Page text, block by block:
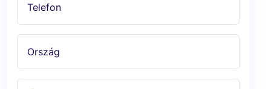
Telefon
Ország